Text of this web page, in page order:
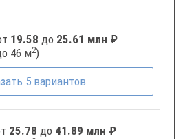
19.58 до 25.61 млн ₽
46 м2)
5 вариантов
25.78 до 41.89 млн ₽